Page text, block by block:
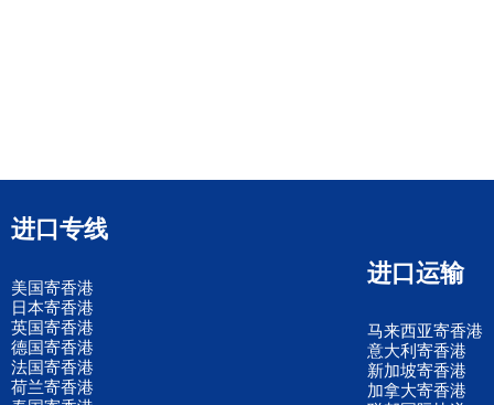
进口专线
美国寄香港
日本寄香港
英国寄香港
德国寄香港
法国寄香港
荷兰寄香港
进口运输
马来西亚寄香港
意大利寄香港
新加坡寄香港
加拿大寄香港